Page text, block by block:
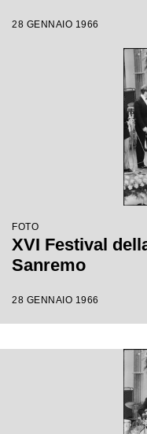
28 GENNAIO 1966
FOTO
XVI Festival
Sanremo
28 GENNAIO 1966